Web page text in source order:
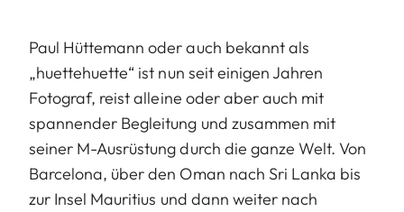
Paul Hüttemann oder auch bekannt als
„huettehuette“ ist nun seit einigen Jahren
Fotograf, reist alleine oder aber auch mit
spannender Begleitung und zusammen mit
seiner M-Ausrüstung durch die ganze Welt. Von
Barcelona, über den Oman nach Sri Lanka bis
zur Insel Mauritius und dann weiter nach